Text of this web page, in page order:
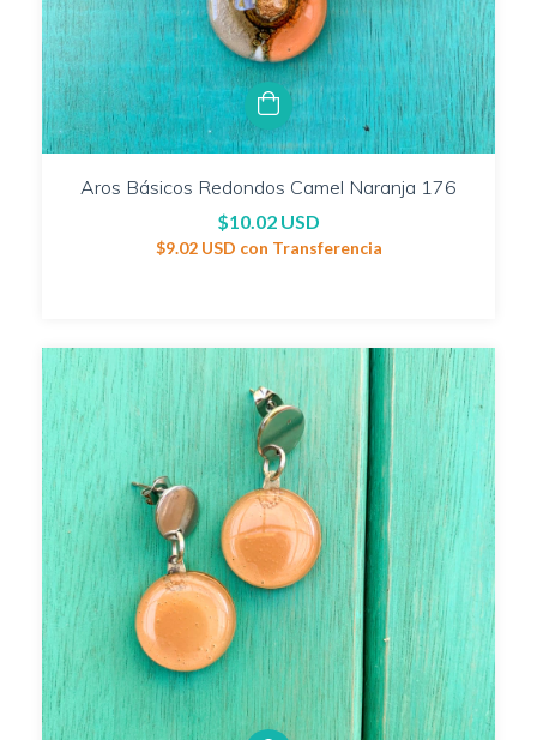
Aros Básicos Redondos Camel Naranja 176
$10.02 USD
$9.02 USD con Transferencia